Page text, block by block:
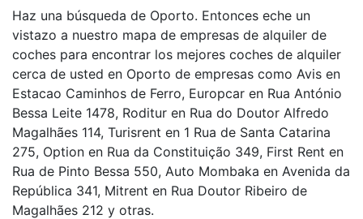
Haz una búsqueda de Oporto. Entonces eche un
vistazo a nuestro mapa de empresas de alquiler de
coches para encontrar los mejores coches de alquiler
cerca de usted en Oporto de empresas como Avis en
Estacao Caminhos de Ferro, Europcar en Rua António
Bessa Leite 1478, Roditur en Rua do Doutor Alfredo
Magalhães 114, Turisrent en 1 Rua de Santa Catarina
275, Option en Rua da Constituição 349, First Rent en
Rua de Pinto Bessa 550, Auto Mombaka en Avenida da
República 341, Mitrent en Rua Doutor Ribeiro de
Magalhães 212 y otras.